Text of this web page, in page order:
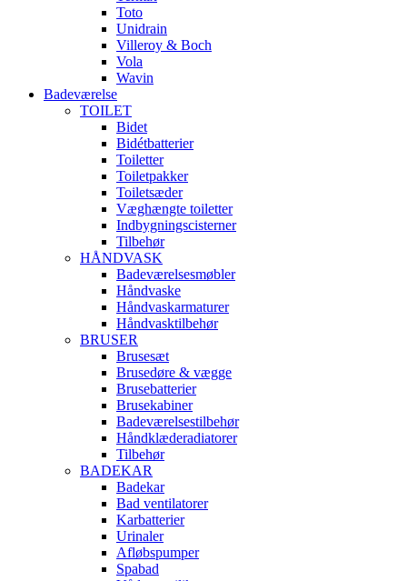
Toto
Unidrain
Villeroy & Boch
Vola
Wavin
Badeværelse
TOILET
Bidet
Bidétbatterier
Toiletter
Toiletpakker
Toiletsæder
Væghængte toiletter
Indbygningscisterner
Tilbehør
HÅNDVASK
Badeværelsesmøbler
Håndvaske
Håndvaskarmaturer
Håndvasktilbehør
BRUSER
Brusesæt
Brusedøre & vægge
Brusebatterier
Brusekabiner
Badeværelsestilbehør
Håndklæderadiatorer
Tilbehør
BADEKAR
Badekar
Bad ventilatorer
Karbatterier
Urinaler
Afløbspumper
Spabad